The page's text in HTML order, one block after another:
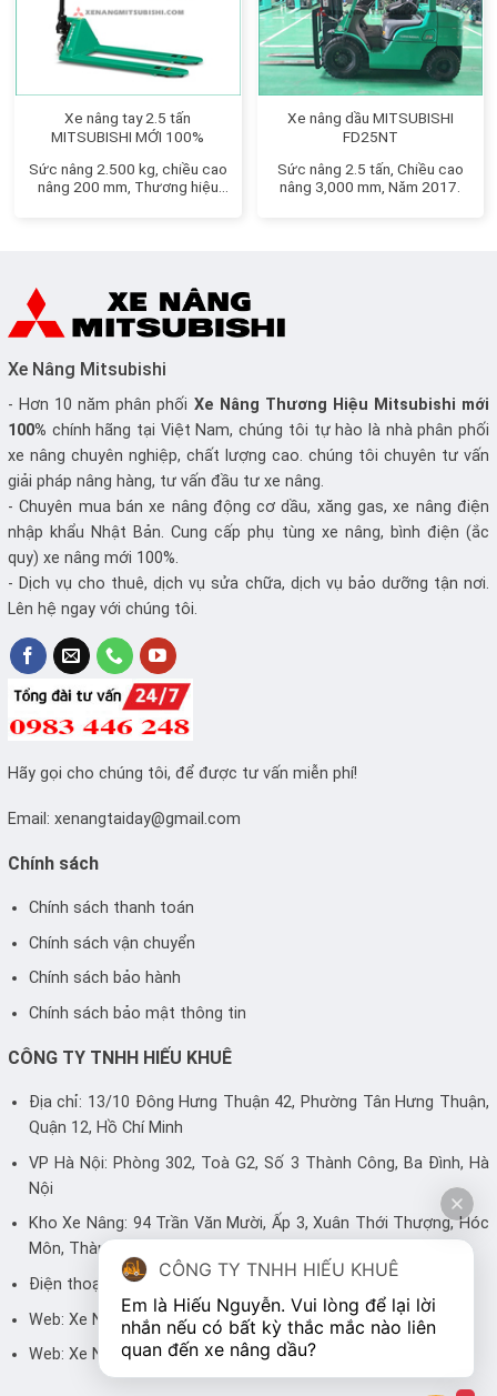
Xe nâng tay 2.5 tấn
MITSUBISHI MỚI 100%
Sức nâng 2.500 kg, chiều cao
nâng 200 mm, Thương hiệu
Xe nâng dầu MITSUBISHI
FD25NT
Sức nâng 2.5 tấn, Chiều cao
nâng 3,000 mm, Năm 2017.
Xe Nâng Mitsubishi
- Hơn 10 năm phân phối Xe Nâng Thương Hiệu Mitsubishi mới
100% chính hãng tại Việt Nam, chúng tôi tự hào là nhà phân phối
xe nâng chuyên nghiệp, chất lượng cao. chúng tôi chuyên tư vấn
giải pháp nâng hàng, tư vấn đầu tư xe nâng.
- Chuyên mua bán xe nâng động cơ dầu, xăng gas, xe nâng điện
nhập khẩu Nhật Bản. Cung cấp phụ tùng xe nâng, bình điện (ắc
quy) xe nâng mới 100%.
- Dịch vụ cho thuê, dịch vụ sửa chữa, dịch vụ bảo dưỡng tận nơi.
Lên hệ ngay với chúng tôi.
Hãy gọi cho chúng tôi, để được tư vấn miễn phí!
Email: xenangtaiday@gmail.com
Chính sách
Chính sách thanh toán
Chính sách vận chuyển
Chính sách bảo hành
Chính sách bảo mật thông tin
CÔNG TY TNHH HIẾU KHUÊ
Địa chỉ: 13/10 Đông Hưng Thuận 42, Phường Tân Hưng Thuận,
Quận 12, Hồ Chí Minh
VP Hà Nội: Phòng 302, Toà G2, Số 3 Thành Công, Ba Đình, Hà
Nội
Kho Xe Nâng: 94 Trần Văn Mười, Ấp 3, Xuân Thới Thượng, Hóc
Môn, Thành phố Hồ Chí Minh
Điện thoại: 0983 446 248 - 0905 700 499
Web: Xe Nâng
Web: Xe Nâng Hiếu Khuê
CÔNG TY TNHH HIẾU KHUÊ
Em là Hiếu Nguyễn. Vui lòng để lại lời
nhắn nếu có bất kỳ thắc mắc nào liên
quan đến xe nâng dầu?